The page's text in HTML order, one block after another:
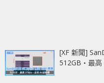
[XF 新聞]
512GB‧最高